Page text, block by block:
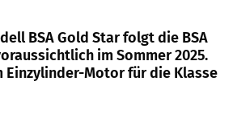
BSA Gold Star folgt die BSA
im Sommer 2025.
Einzylinder-Motor für die Klasse